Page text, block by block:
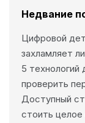
Недвание
Цифровой
захламляет
5
проверить
Доступный
стоить